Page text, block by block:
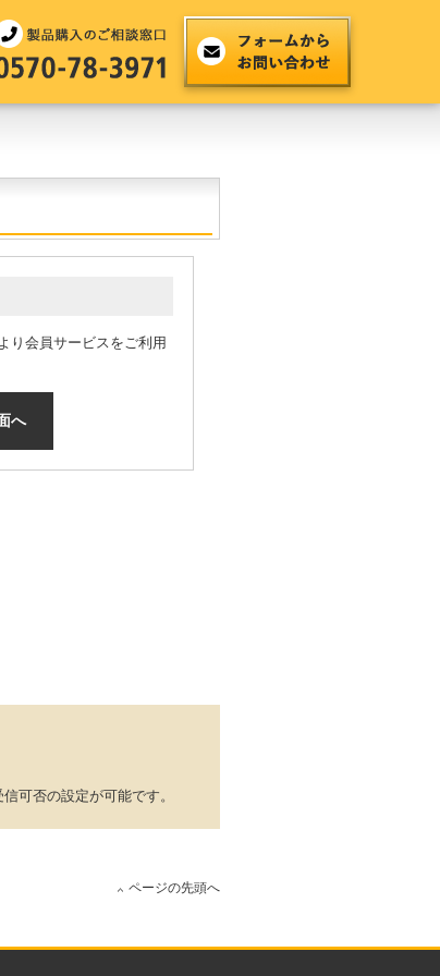
り会員サービスをご利用
へ
可否の設定が可能です。
ページの先頭へ